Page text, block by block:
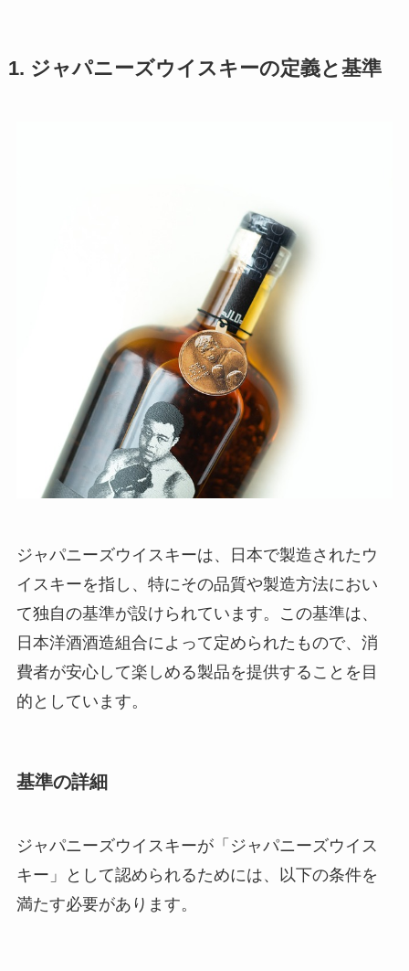
1. ジャパニーズウイスキーの定義と基準
ジャパニーズウイスキーは、日本で製造されたウ
イスキーを指し、特にその品質や製造方法におい
て独自の基準が設けられています。この基準は、
日本洋酒酒造組合によって定められたもので、消
費者が安心して楽しめる製品を提供することを目
的としています。
基準の詳細
ジャパニーズウイスキーが「ジャパニーズウイス
キー」として認められるためには、以下の条件を
満たす必要があります。